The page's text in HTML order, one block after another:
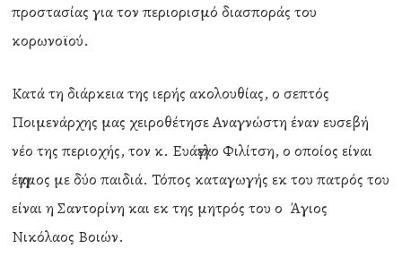
προστασίας για τον περιορισμό διασποράς του
κορωνοϊού.
Κατά τη διάρκεια της ιερής ακολουθίας, ο σεπτός
Ποιμενάρχης μας χειροθέτησε Αναγνώστη έναν ευσεβή
νέο της περιοχής, τον κ. Ευάγγελο Φιλίτση, ο οποίος είναι
έγγαμος με δύο παιδιά. Τόπος καταγωγής εκ του πατρός του
είναι η Σαντορίνη και εκ της μητρός του ο Άγιος
Νικόλαος Βοιών.